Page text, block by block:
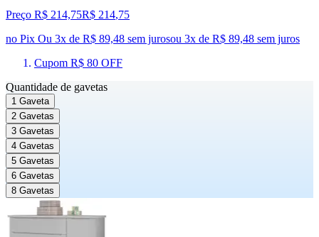
Preço R$ 214,75R$ 214,75
no Pix Ou 3x de R$ 89,48 sem jurosou 3x de R$ 89,48 sem juros
Cupom R$ 80 OFF
Quantidade de gavetas
1 Gaveta
2 Gavetas
3 Gavetas
4 Gavetas
5 Gavetas
6 Gavetas
8 Gavetas